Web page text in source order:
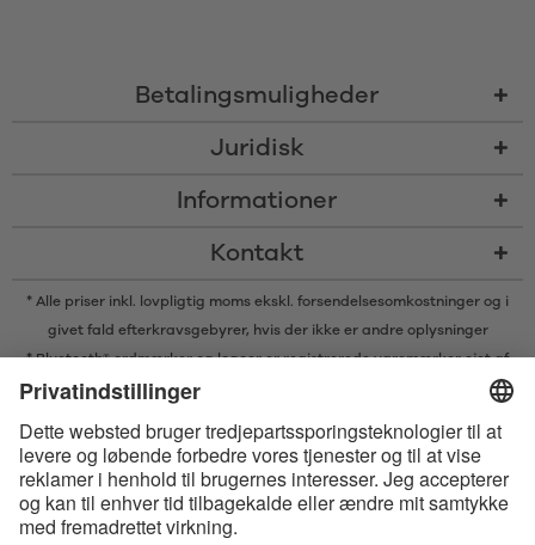
Betalingsmuligheder
Juridisk
Informationer
Kontakt
* Alle priser inkl. lovpligtig moms ekskl. forsendelsesomkostninger og i
givet fald efterkravsgebyrer, hvis der ikke er andre oplysninger
* Bluetooth® ordmærker og logoer er registrerede varemærker ejet af
Bluetooth SIG, Inc. og enhver brug af sådanne mærker af Satisfyer GmbH
Apple, Apple logoet og Apple Watch er varemærker ejet af Apple Inc.
Google Play og Google Play-logoet er varemærker, der tilhører Google
LLC.